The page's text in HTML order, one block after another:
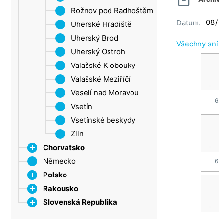
Troják
Rožnov pod Radhoštěm
Uherské Hradiště
Uherský Brod
Uherský Ostroh
Valašské Klobouky
Valašské Meziříčí
Veselí nad Moravou
Vsetín
Vsetínské beskydy
Zlín
Chorvatsko
Dubrovnik
Istrie
Makarská riviéra
Ostrov Brač
Německo
Polsko
Mazurská jezerní plošina
Rakousko
Dolní Rakousko
Slovenská Republika
Datum:
Všechny